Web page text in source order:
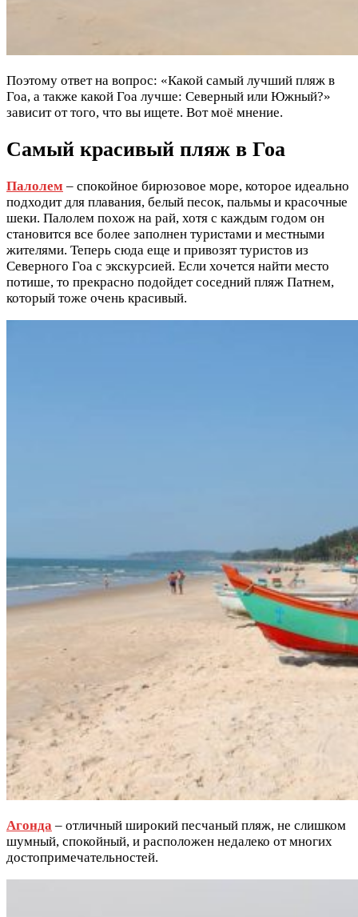
Поэтому ответ на вопрос: «Какой самый лучший пляж в
Гоа, а также какой Гоа лучше: Северный или Южный?»
зависит от того, что вы ищете. Вот моё мнение.
Самый красивый пляж в Гоа
Палолем – спокойное бирюзовое море, которое идеально
подходит для плавания, белый песок, пальмы и красочные
шеки. Палолем похож на рай, хотя с каждым годом он
становится все более заполнен туристами и местными
жителями. Теперь сюда еще и привозят туристов из
Северного Гоа с экскурсией. Если хочется найти место
потише, то прекрасно подойдет соседний пляж Патнем,
который тоже очень красивый.
Агонда – отличный широкий песчаный пляж, не слишком
шумный, спокойный, и расположен недалеко от многих
достопримечательностей.